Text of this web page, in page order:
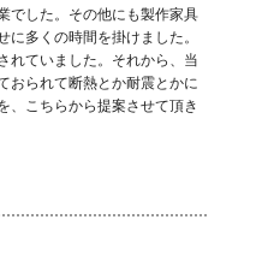
でした。その他にも製作家具
多くの時間を掛けました。
れていました。それから、当
おられて断熱とか耐震とかに
、こちらから提案させて頂き